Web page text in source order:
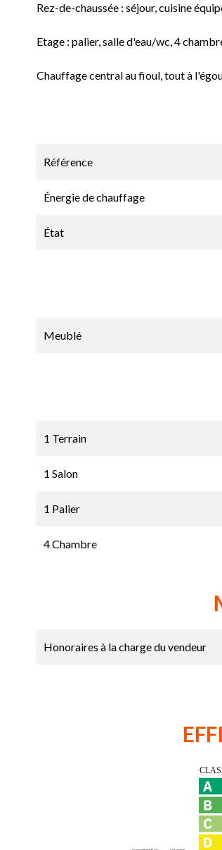
Rez-de-chaussée : séjour, cuisine
Etage : palier, salle d'eau/wc, 4
Chauffage central au fioul, tout à
Référence
Énergie de chauffage
État
Meublé
1 Terrain
1 Salon
1 Palier
4 Chambre
Honoraires à la charge du vendeur